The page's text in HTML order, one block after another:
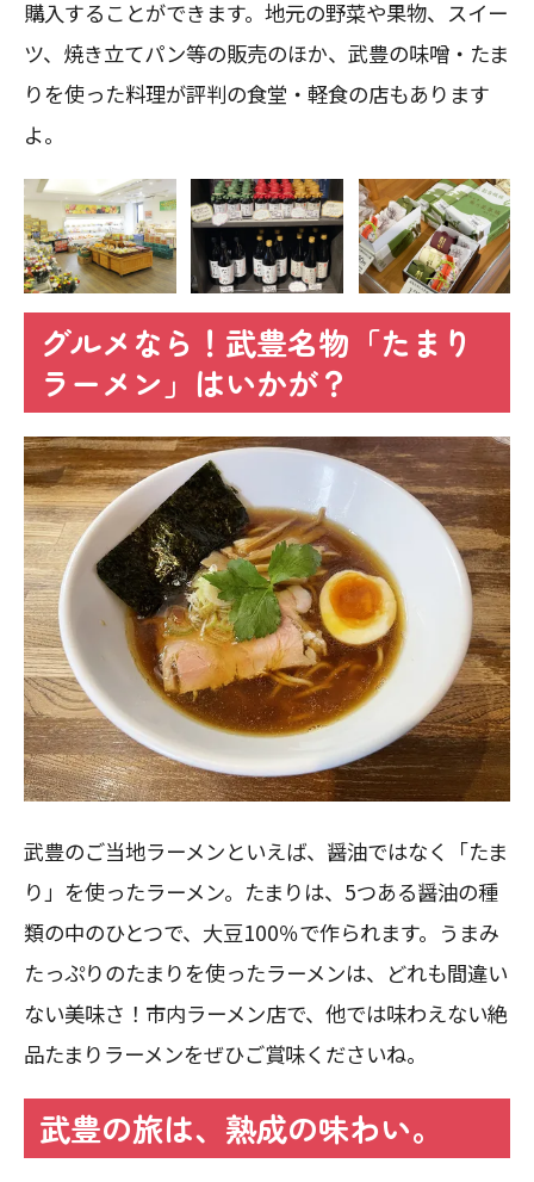
購入することができます。地元の野菜や果物、スイー
ツ、焼き立てパン等の販売のほか、武豊の味噌・たま
りを使った料理が評判の食堂・軽食の店もあります
よ。
グルメなら！武豊名物「たまり
ラーメン」はいかが？
武豊のご当地ラーメンといえば、醤油ではなく「たま
り」を使ったラーメン。たまりは、5つある醤油の種
類の中のひとつで、大豆100％で作られます。うまみ
たっぷりのたまりを使ったラーメンは、どれも間違い
ない美味さ！市内ラーメン店で、他では味わえない絶
品たまりラーメンをぜひご賞味くださいね。
武豊の旅は、熟成の味わい。